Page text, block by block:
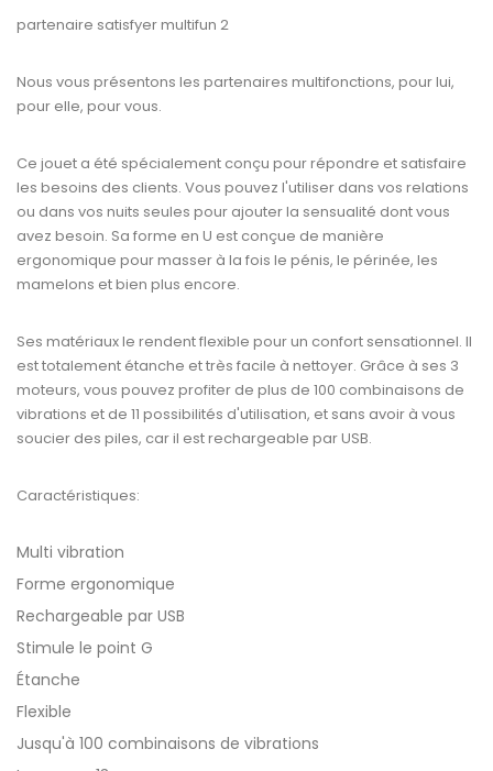
partenaire satisfyer multifun 2
Nous vous présentons les partenaires multifonctions, pour lui,
pour elle, pour vous.
Ce jouet a été spécialement conçu pour répondre et satisfaire
les besoins des clients. Vous pouvez l'utiliser dans vos relations
ou dans vos nuits seules pour ajouter la sensualité dont vous
avez besoin. Sa forme en U est conçue de manière
ergonomique pour masser à la fois le pénis, le périnée, les
mamelons et bien plus encore.
Ses matériaux le rendent flexible pour un confort sensationnel. Il
est totalement étanche et très facile à nettoyer. Grâce à ses 3
moteurs, vous pouvez profiter de plus de 100 combinaisons de
vibrations et de 11 possibilités d'utilisation, et sans avoir à vous
soucier des piles, car il est rechargeable par USB.
Caractéristiques:
Multi vibration
Forme ergonomique
Rechargeable par USB
Stimule le point G
Étanche
Flexible
Jusqu'à 100 combinaisons de vibrations